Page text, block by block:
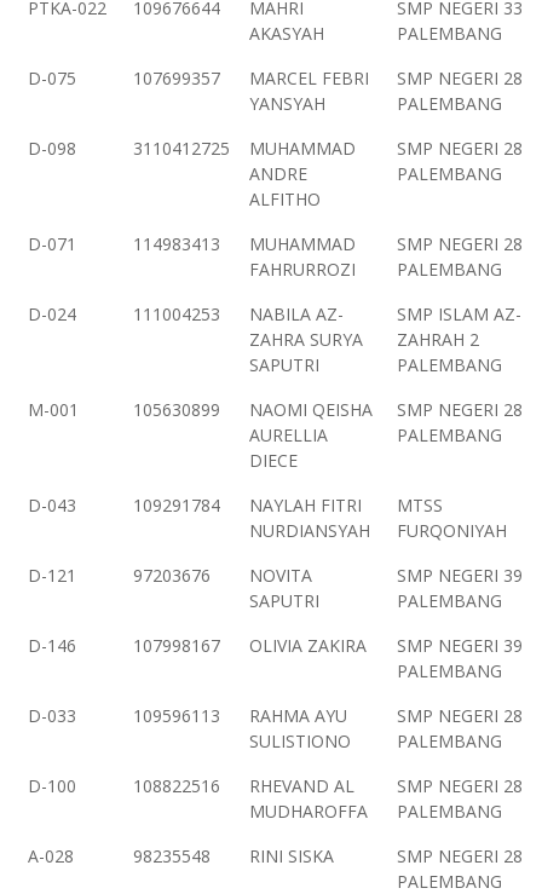
PTKA-022 109676644
MAHRI
AKASYAH
SMP NEGERI 33
PALEMBANG
D-075
107699357
MARCEL FEBRI
YANSYAH
SMP NEGERI 28
PALEMBANG
D-098
3110412725
MUHAMMAD
ANDRE
ALFITHO
SMP NEGERI 28
PALEMBANG
D-071 114983413
MUHAMMAD
FAHRURROZI
SMP NEGERI 28
PALEMBANG
D-024
111004253
NABILA AZ-
ZAHRA SURYA
SAPUTRI
SMP ISLAM AZ-
ZAHRAH 2
PALEMBANG
M-001
105630899
NAOMI QEISHA
AURELLIA
DIECE
SMP NEGERI 28
PALEMBANG
D-043 109291784
NAYLAH FITRI
NURDIANSYAH
MTSS
FURQONIYAH
D-121
97203676
NOVITA
SAPUTRI
SMP NEGERI 39
PALEMBANG
D-146
107998167 OLIVIA ZAKIRA
SMP NEGERI 39
PALEMBANG
D-033
109596113
RAHMA AYU
SULISTIONO
SMP NEGERI 28
PALEMBANG
D-100
108822516
RHEVAND AL
MUDHAROFFA
SMP NEGERI 28
PALEMBANG
A-028
98235548 RINI SISKA
SMP NEGERI 28
PALEMBANG